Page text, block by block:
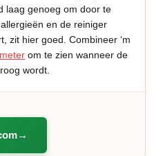
laag genoeg om door te
en de reiniger
zit hier goed. Combineer ‘m
om te zien wanneer de
wordt.